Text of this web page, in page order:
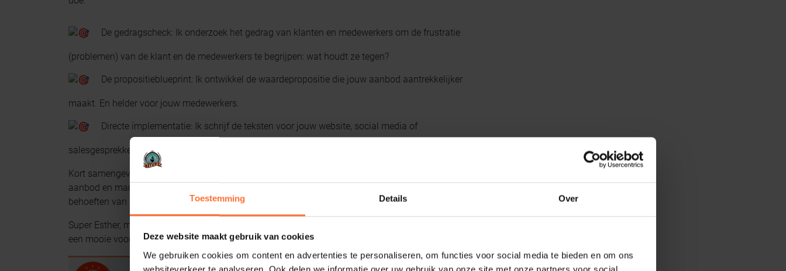
Toestemming Details Over
Deze website maakt gebruik van cookies
We gebruiken cookies om content en advertenties te personaliseren, om functies voor social media te bieden en om ons
De gedragscheck: Ik onderzoek het gedrag van klanten en medewerkers om de frustratie
(problemen) van de klant en de medewerkers te begrijpen: wat houdt ze tegen?
De propositieblueprint: Ik ontwikkel de waardepropositie die jouw aanbod aantrekkelijker
maakt. En helder voor jouw medewerkers.
Directe implementatie: Ik schrijf de teksten voor jouw website, social media of
salesgesprekken. Handig voor jouw salesteam.
Kort samengevat: ik help ondernemers met een complexe dienstverlening om hun strategie,
aanbod en marketing & sales te verhelderen en optimaliseren. Dat begint bij het gedrag en de
behoeften van hun klanten."
Super Esther, met jouw spontaniteit, passie voor het vak, aandacht en interesse kijken wij uit naar
een mooie voortzetting van onze fijne samenwerking!